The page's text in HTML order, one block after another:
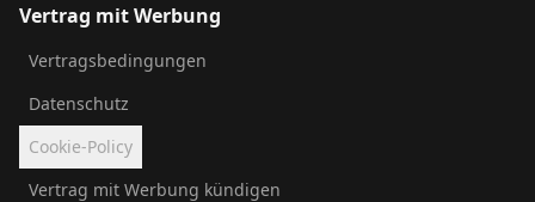
Vertrag mit Werbung
Vertragsbedingungen
Datenschutz
Cookie-Policy
Vertrag mit Werbung kündigen